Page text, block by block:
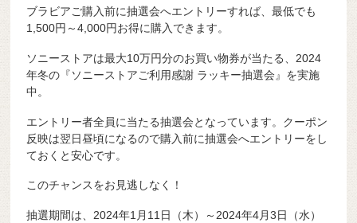
ブラビアご購入前に抽選会へエントリーすれば、最低でも
1,500円～4,000円お得に購入できます。
ソニーストアは最大10万円分のお買い物券が当たる、2024
年冬の『ソニーストアご利用感謝 ラッキー抽選会』を実施
中。
エントリー者全員に当たる抽選会となっています。クーポン
反映は翌日昼頃になるので購入前に抽選会へエントリーをし
ておくと安心です。
このチャンスをお見逃しなく！
抽選期間は、2024年1月11日（木）～2024年4月3日（水）